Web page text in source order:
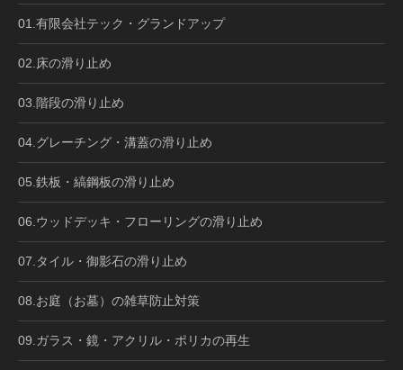
01.有限会社テック・グランドアップ
02.床の滑り止め
03.階段の滑り止め
04.グレーチング・溝蓋の滑り止め
05.鉄板・縞鋼板の滑り止め
06.ウッドデッキ・フローリングの滑り止め
07.タイル・御影石の滑り止め
08.お庭（お墓）の雑草防止対策
09.ガラス・鏡・アクリル・ポリカの再生